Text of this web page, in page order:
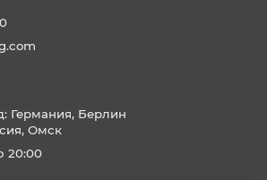
Германия, Берлин
Омск
20:00